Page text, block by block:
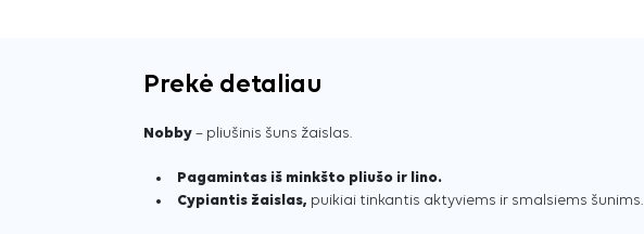
Prekė detaliau
Nobby – pliušinis šuns žaislas.
Pagamintas iš minkšto pliušo ir lino.
Cypiantis žaislas, puikiai tinkantis aktyviems ir smalsiems šunims.